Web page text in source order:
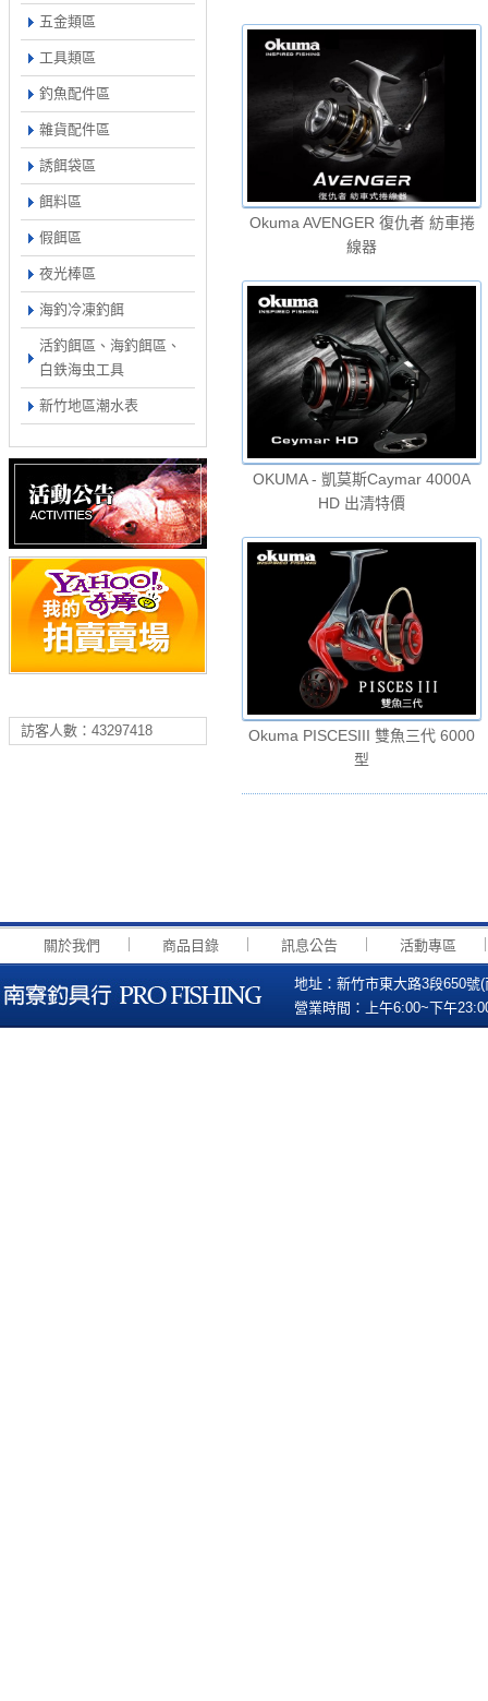
五金類區
工具類區
釣魚配件區
雜貨配件區
誘餌袋區
餌料區
假餌區
夜光棒區
海釣冷凍釣餌
活釣餌區、海釣餌區、
白鉄海虫工具
新竹地區潮水表
訪客人數：43297418
Okuma AVENGER 復仇者 紡車捲
線器
OKUMA - 凱莫斯Caymar 4000A
HD 出清特價
Okuma PISCESIII 雙魚三代 6000
型
關於我們 商品目錄 訊息公告 活動專區
地址：新竹市東大路3段650
營業時間：上午6:00~下午